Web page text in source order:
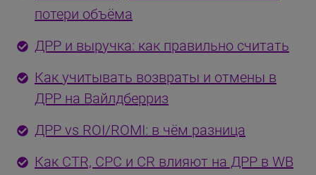
потери объёма
ДРР и выручка: как правильно считать
Как учитывать возвраты и отмены в
ДРР на Вайлдберриз
ДРР vs ROI/ROMI: в чём разница
Как CTR, CPC и CR влияют на ДРР в WB